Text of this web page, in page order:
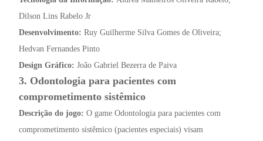
Dilson Lins Rabelo Jr
Desenvolvimento: Ruy Guilherme Silva Gomes de Oliveira;
Hedvan Fernandes Pinto
Design Gráfico: João Gabriel Bezerra de Paiva
3. Odontologia para pacientes com
comprometimento sistêmico
Descrição do jogo: O game Odontologia para pacientes com
comprometimento sistêmico (pacientes especiais) visam